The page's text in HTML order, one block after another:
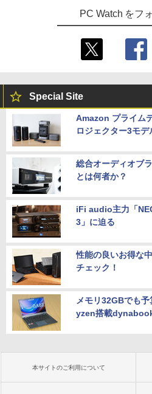
PC Watch をフ
Special Site
Amazon プライム
ロジェクター3モデ
総合オーディオブ
とは何者か？
iFi audio主力「
3」に迫る
性能の良いお得な
チェック！
メモリ32GBでも
yzen搭載
本サイトのご利用について